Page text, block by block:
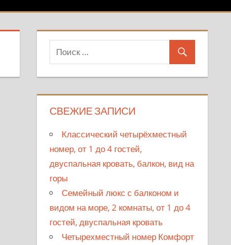
СВЕЖИЕ ЗАПИСИ
Классический четырёхместный
номер, от 1 до 4 гостей,
двуспальная кровать, балкон, вид на
горы
Семейный люкс с балконом и
видом на море, 2 комнаты, от 1 до 4
гостей, двуспальная кровать
Четырехместный номер Комфорт